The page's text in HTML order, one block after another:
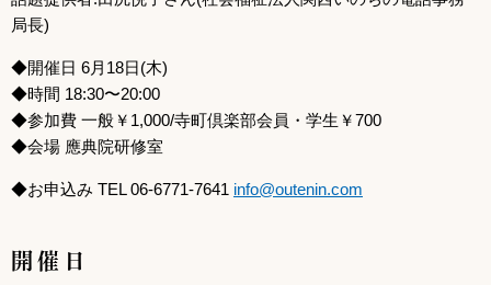
局長)
◆開催日 6月18日(木)
◆時間 18:30〜20:00
◆参加費 一般￥1,000/寺町倶楽部会員・学生￥700
◆会場 應典院研修室
◆お申込み TEL 06-6771-7641 info@outenin.com
開催日